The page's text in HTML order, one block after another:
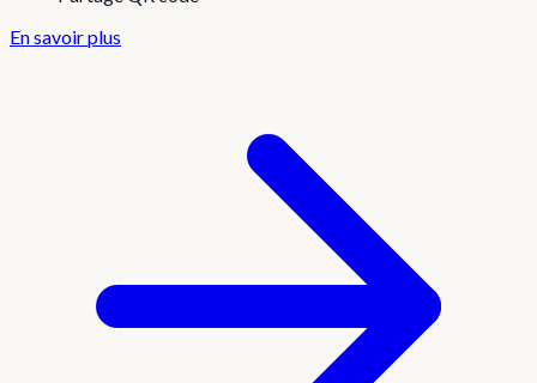
En savoir plus